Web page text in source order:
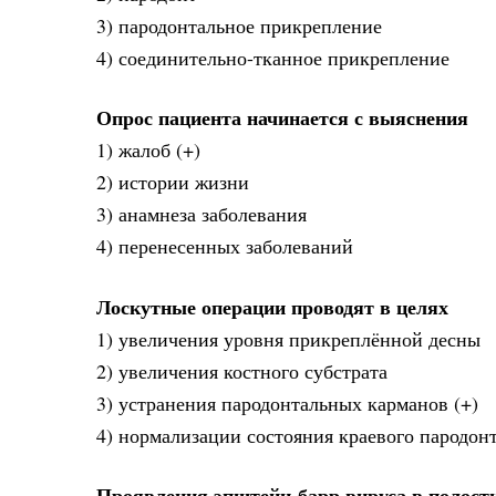
3) пародонтальное прикрепление
4) соединительно-тканное прикрепление
Опрос пациента начинается с выяснения
1) жалоб (+)
2) истории жизни
3) анамнеза заболевания
4) перенесенных заболеваний
Лоскутные операции проводят в целях
1) увеличения уровня прикреплённой десны
2) увеличения костного субстрата
3) устранения пародонтальных карманов (+)
4) нормализации состояния краевого